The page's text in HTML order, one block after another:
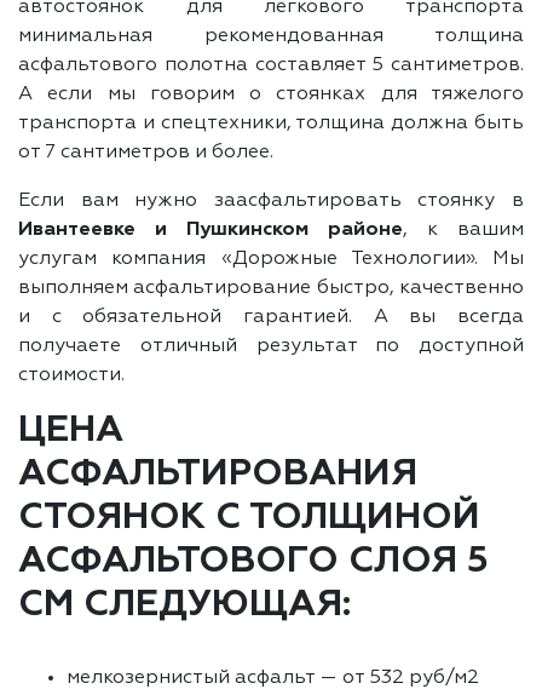
автостоянок для легкового транспорта
минимальная рекомендованная толщина
асфальтового полотна составляет 5 сантиметров.
А если мы говорим о стоянках для тяжелого
транспорта и спецтехники, толщина должна быть
от 7 сантиметров и более.
Если вам нужно заасфальтировать стоянку в
Ивантеевке и Пушкинском районе, к вашим
услугам компания «Дорожные Технологии». Мы
выполняем асфальтирование быстро, качественно
и с обязательной гарантией. А вы всегда
получаете отличный результат по доступной
стоимости.
ЦЕНА
АСФАЛЬТИРОВАНИЯ
СТОЯНОК С ТОЛЩИНОЙ
АСФАЛЬТОВОГО СЛОЯ 5
СМ СЛЕДУЮЩАЯ:
мелкозернистый асфальт — от 532 руб/м2